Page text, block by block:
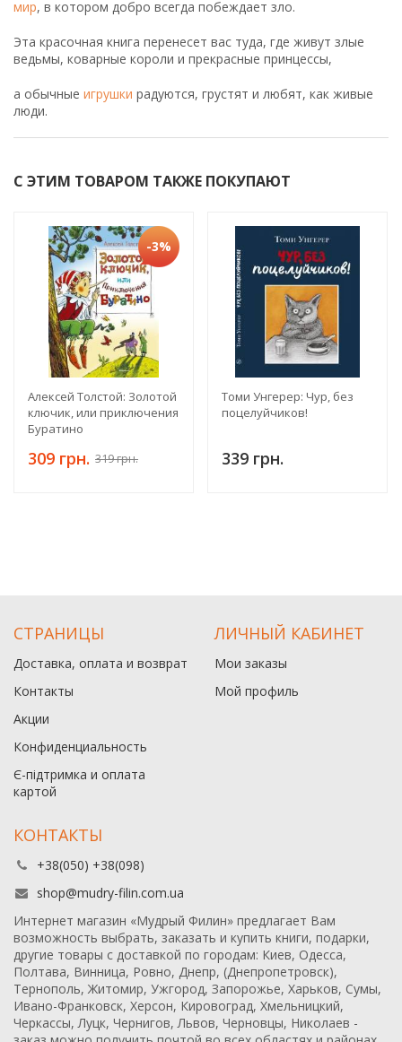
мир, в котором добро всегда побеждает зло.
Эта красочная книга перенесет вас туда, где живут злые
ведьмы, коварные короли и прекрасные принцессы,
а обычные игрушки радуются, грустят и любят, как живые
люди.
С ЭТИМ ТОВАРОМ ТАКЖЕ ПОКУПАЮТ
-3%
Алексей Толстой: Золотой
ключик, или приключения
Буратино
309 грн. 319 грн.
Томи Унгерер: Чур, без
поцелуйчиков!
339 грн.
СТРАНИЦЫ
Доставка, оплата и возврат
Контакты
Акции
Конфиденциальность
Є-підтримка и оплата
картой
ЛИЧНЫЙ КАБИНЕТ
Мои заказы
Мой профиль
КОНТАКТЫ
+38(050) +38(098)
shop@mudry-filin.com.ua
Интернет магазин «Мудрый Филин» предлагает Вам
возможность выбрать, заказать и купить книги, подарки,
другие товары с доставкой по городам: Киев, Одесса,
Полтава, Винница, Ровно, Днепр, (Днепропетровск),
Тернополь, Житомир, Ужгород, Запорожье, Харьков, Сумы,
Ивано-Франковск, Херсон, Кировоград, Хмельницкий,
Черкассы, Луцк, Чернигов, Львов, Черновцы, Николаев -